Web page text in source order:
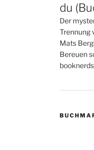
du
Der
Trennung
Mats
Bereuen